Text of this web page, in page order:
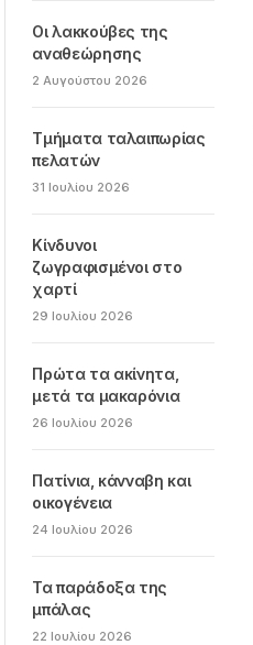
Οι λακκούβες της
αναθεώρησης
2 Αυγούστου 2026
Τμήματα ταλαιπωρίας
πελατών
31 Ιουλίου 2026
Κίνδυνοι
ζωγραφισμένοι στο
χαρτί
29 Ιουλίου 2026
Πρώτα τα ακίνητα,
μετά τα μακαρόνια
26 Ιουλίου 2026
Πατίνια, κάνναβη και
οικογένεια
24 Ιουλίου 2026
Τα παράδοξα της
μπάλας
22 Ιουλίου 2026